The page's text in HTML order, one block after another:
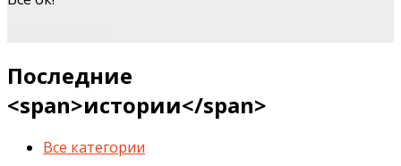
Последние
<span>истории</span>
Все категории